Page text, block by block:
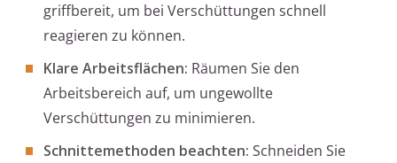
griffbereit, um bei Verschüttungen schnell
reagieren zu können.
Klare Arbeitsflächen: Räumen Sie den
Arbeitsbereich auf, um ungewollte
Verschüttungen zu minimieren.
Schnittemethoden beachten: Schneiden Sie